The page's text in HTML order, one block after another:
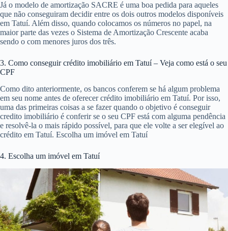
Já o modelo de amortização SACRE é uma boa pedida para aqueles
que não conseguiram decidir entre os dois outros modelos disponíveis
em Tatuí. Além disso, quando colocamos os números no papel, na
maior parte das vezes o Sistema de Amortização Crescente acaba
sendo o com menores juros dos três.
3. Como conseguir crédito imobiliário em Tatuí – Veja como está o seu
CPF
Como dito anteriormente, os bancos conferem se há algum problema
em seu nome antes de oferecer crédito imobiliário em Tatuí. Por isso,
uma das primeiras coisas a se fazer quando o objetivo é conseguir
credito imobiliário é conferir se o seu CPF está com alguma pendência
e resolvê-la o mais rápido possível, para que ele volte a ser elegível ao
crédito em Tatuí. Escolha um imóvel em Tatuí
4. Escolha um imóvel em Tatuí